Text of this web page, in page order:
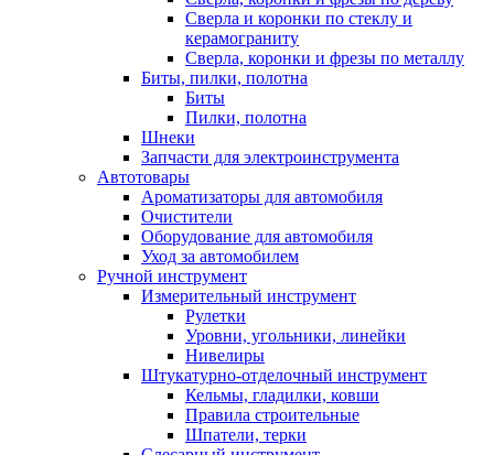
Сверла и коронки по стеклу и
керамограниту
Сверла, коронки и фрезы по металлу
Биты, пилки, полотна
Биты
Пилки, полотна
Шнеки
Запчасти для электроинструмента
Автотовары
Ароматизаторы для автомобиля
Очистители
Оборудование для автомобиля
Уход за автомобилем
Ручной инструмент
Измерительный инструмент
Рулетки
Уровни, угольники, линейки
Нивелиры
Штукатурно-отделочный инструмент
Кельмы, гладилки, ковши
Правила строительные
Шпатели, терки